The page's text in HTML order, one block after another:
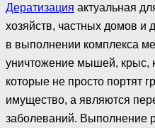
Дератизация актуальная
хозяйств, частных домов и
в выполнении комплекса
уничтожение мышей, крыс,
которые не просто портят
имущество, а являются
заболеваний. Выполнение